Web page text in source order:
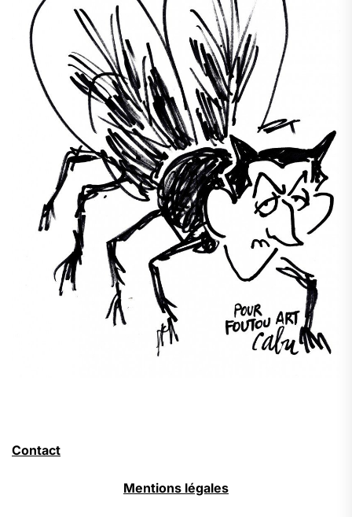
Contact
Mentions légales